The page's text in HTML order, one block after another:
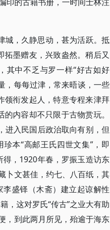
城，久静思动，甚为活跃。抵
拓墨赠友，兴致盎然。稍后又
其中不乏与罗一样“好古如好
，每每过津，常来晤谈，一些
领衔发起人，特意专程来津拜
内容却不只限于古物赏玩。
进入民国后政治取向有别，但
本“高邮王氏四世文集”，即
，1920年春，罗振玉造访东
卜文甚佳，约七、八百纸，其
盛铎（木斋）建立起谅解性
，这对罗氏“传古”之业大有助
，到此两月所见，殆逾于海东